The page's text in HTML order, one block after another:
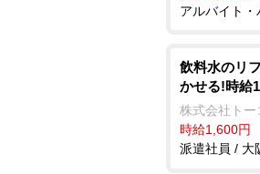
アルバイト
飲料水のリ
かせる!時給
株式会社トー
時給1,600円
派遣社員 / 大